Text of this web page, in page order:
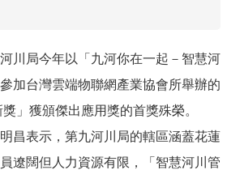
局今年以「九河你在一起－智慧河
加台灣雲端物聯網產業協會所舉辦的
」獲頒傑出應用獎的首獎殊榮。
表示，第九河川局的轄區涵蓋花蓮
遼闊但人力資源有限，「智慧河川管